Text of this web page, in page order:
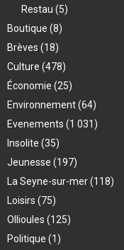
Restau (5)
Boutique (8)
Brèves (18)
Culture (478)
Économie (25)
Environnement(64)
Evenements (1 031)
Insolite (35)
Jeunesse (197)
La Seyne-sur-mer(118)
Loisirs (75)
Ollioules (125)
Politique (1)